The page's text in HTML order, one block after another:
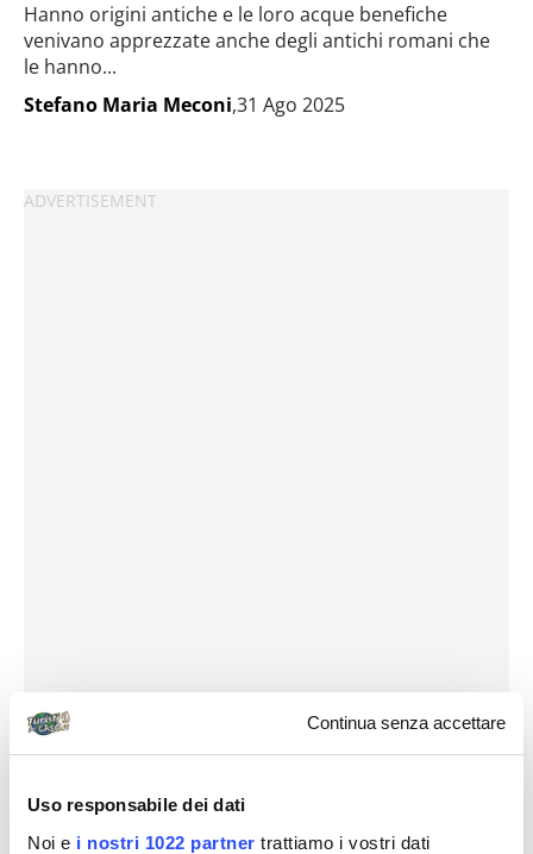
Continua senza accettare
Uso responsabile dei dati
Noi e i nostri 1022 partner trattiamo i vostri dati
Hanno origini antiche e le loro acque benefiche
venivano apprezzate anche degli antichi romani che
le hanno...
Stefano Maria Meconi,31 Ago 2025